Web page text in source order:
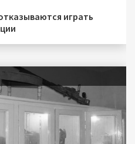
играть